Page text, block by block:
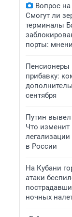
Вопрос
Смогут ли
терминалы
порты:
Пенсионеры
прибавку:
сентября
Путин вывел
Что
в России
На Кубани
атаки
ночных